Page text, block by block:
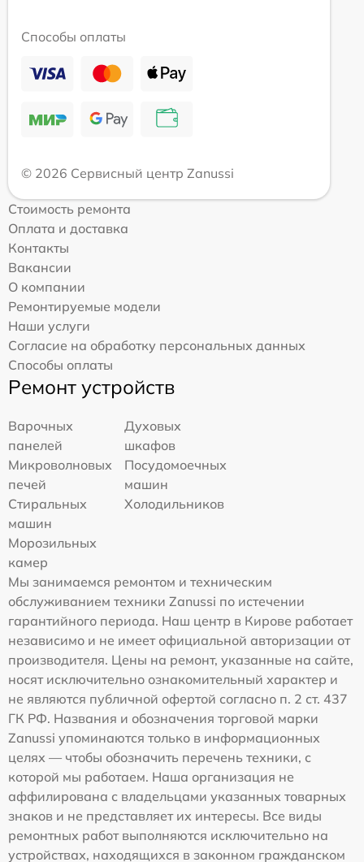
Способы оплаты
© 2026 Сервисный центр Zanussi
Стоимость ремонта
Оплата и доставка
Контакты
Вакансии
О компании
Ремонтируемые модели
Наши услуги
Согласие на обработку персональных данных
Способы оплаты
Ремонт устройств
Варочных
панелей
Духовых
шкафов
Микроволновых
печей
Посудомоечных
машин
Стиральных
машин
Холодильников
Морозильных
камер
Мы занимаемся ремонтом и техническим
обслуживанием техники Zanussi по истечении
гарантийного периода. Наш центр в Кирове работает
независимо и не имеет официальной авторизации от
производителя. Цены на ремонт, указанные на сайте,
носят исключительно ознакомительный характер и
не являются публичной офертой согласно п. 2 ст. 437
ГК РФ. Названия и обозначения торговой марки
Zanussi упоминаются только в информационных
целях — чтобы обозначить перечень техники, с
которой мы работаем. Наша организация не
аффилирована с владельцами указанных товарных
знаков и не представляет их интересы. Все виды
ремонтных работ выполняются исключительно на
устройствах, находящихся в законном гражданском